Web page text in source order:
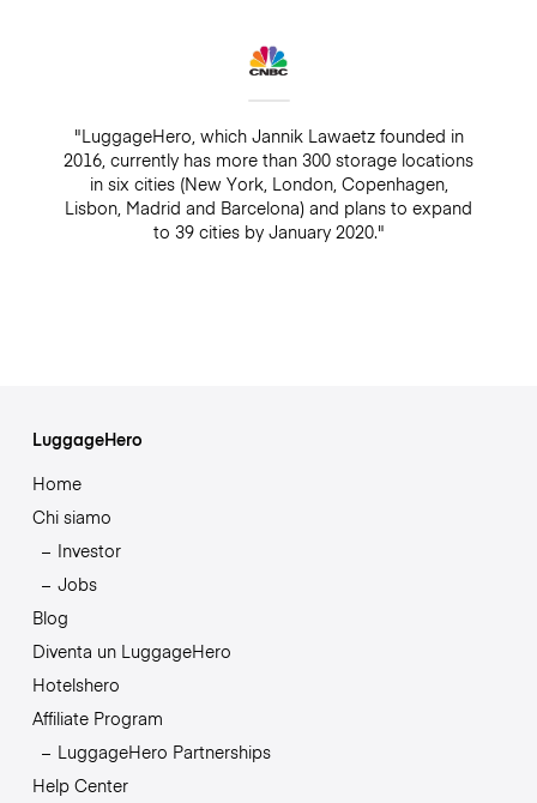
"LuggageHero, which Jannik Lawaetz founded in
2016, currently has more than 300 storage locations
in six cities (New York, London, Copenhagen,
Lisbon, Madrid and Barcelona) and plans to expand
to 39 cities by January 2020."
LuggageHero
Home
Chi siamo
Investor
Jobs
Blog
Diventa un LuggageHero
Hotelshero
Affiliate Program
LuggageHero Partnerships
Help Center